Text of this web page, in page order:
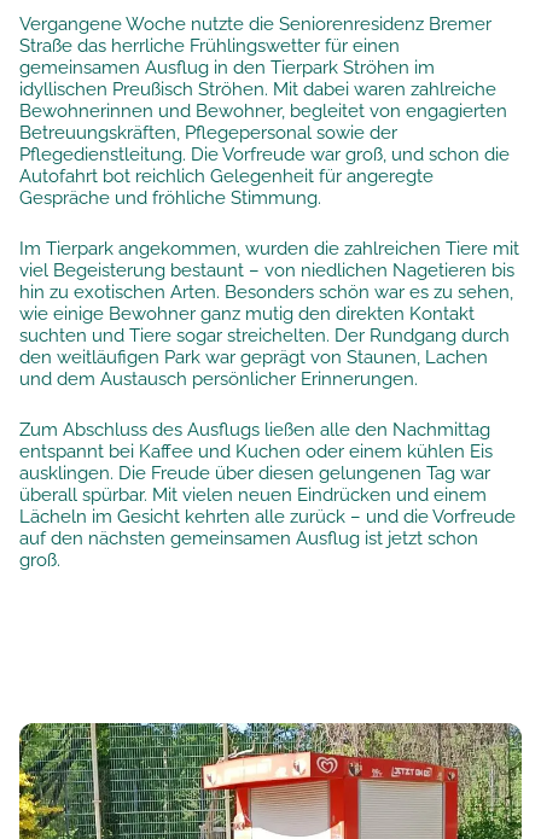
Vergangene Woche nutzte die Seniorenresidenz Bremer
Straße das herrliche Frühlingswetter für einen
gemeinsamen Ausflug in den Tierpark Ströhen im
idyllischen Preußisch Ströhen. Mit dabei waren zahlreiche
Bewohnerinnen und Bewohner, begleitet von engagierten
Betreuungskräften, Pflegepersonal sowie der
Pflegedienstleitung. Die Vorfreude war groß, und schon die
Autofahrt bot reichlich Gelegenheit für angeregte
Gespräche und fröhliche Stimmung.
Im Tierpark angekommen, wurden die zahlreichen Tiere mit
viel Begeisterung bestaunt – von niedlichen Nagetieren bis
hin zu exotischen Arten. Besonders schön war es zu sehen,
wie einige Bewohner ganz mutig den direkten Kontakt
suchten und Tiere sogar streichelten. Der Rundgang durch
den weitläufigen Park war geprägt von Staunen, Lachen
und dem Austausch persönlicher Erinnerungen.
Zum Abschluss des Ausflugs ließen alle den Nachmittag
entspannt bei Kaffee und Kuchen oder einem kühlen Eis
ausklingen. Die Freude über diesen gelungenen Tag war
überall spürbar. Mit vielen neuen Eindrücken und einem
Lächeln im Gesicht kehrten alle zurück – und die Vorfreude
auf den nächsten gemeinsamen Ausflug ist jetzt schon
groß.